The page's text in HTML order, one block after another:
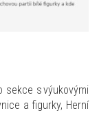
sekce s výukovými
a figurky, Herní